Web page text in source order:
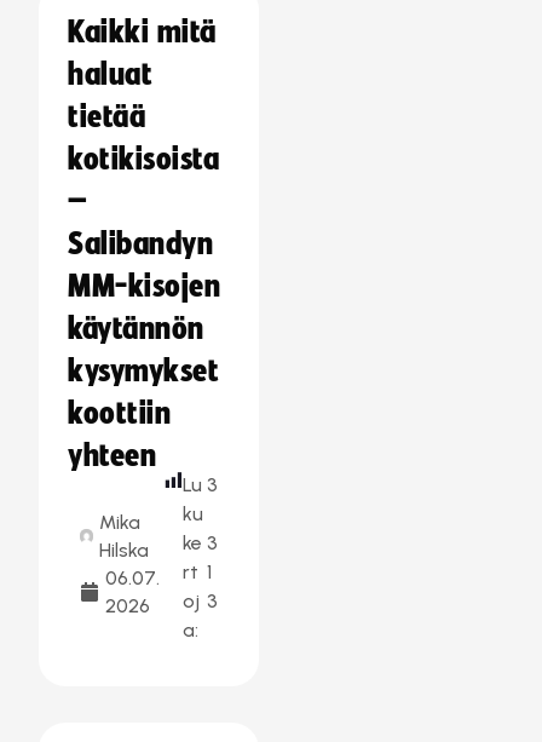
Kaikki mitä
haluat
tietää
kotikisoista
–
Salibandyn
MM-kisojen
käytännön
kysymykset
koottiin
yhteen
Mika
Hilska
06.07.
2026
Lu
ku
ke
rt
oj
a:
3
3
1
3